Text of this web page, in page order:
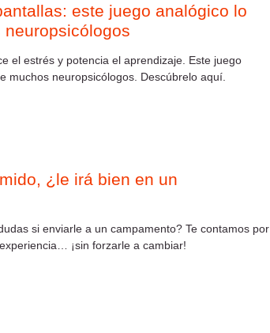
este juego analógico lo
el estrés y potencia el aprendizaje. Este juego
muchos neuropsicólogos. Descúbrelo aquí.
¿le irá bien en un
si enviarle a un campamento? Te contamos por
¡sin forzarle a cambiar!